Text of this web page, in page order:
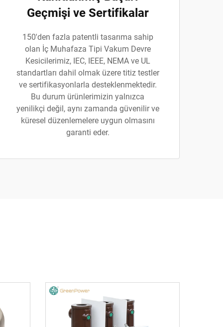
Geçmişi ve Sertifikalar
150'den fazla patentli tasarıma sahip
olan İç Muhafaza Tipi Vakum Devre
Kesicilerimiz, IEC, IEEE, NEMA ve UL
standartları dahil olmak üzere titiz testler
ve sertifikasyonlarla desteklenmektedir.
Bu durum ürünlerimizin yalnızca
yenilikçi değil, aynı zamanda güvenilir ve
küresel düzenlemelere uygun olmasını
garanti eder.